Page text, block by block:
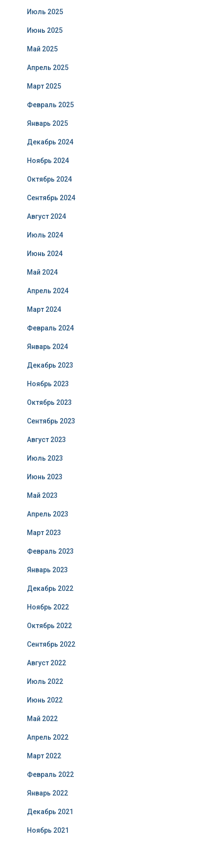
Июль 2025
Июнь 2025
Май 2025
Апрель 2025
Март 2025
Февраль 2025
Январь 2025
Декабрь 2024
Ноябрь 2024
Октябрь 2024
Сентябрь 2024
Август 2024
Июль 2024
Июнь 2024
Май 2024
Апрель 2024
Март 2024
Февраль 2024
Январь 2024
Декабрь 2023
Ноябрь 2023
Октябрь 2023
Сентябрь 2023
Август 2023
Июль 2023
Июнь 2023
Май 2023
Апрель 2023
Март 2023
Февраль 2023
Январь 2023
Декабрь 2022
Ноябрь 2022
Октябрь 2022
Сентябрь 2022
Август 2022
Июль 2022
Июнь 2022
Май 2022
Апрель 2022
Март 2022
Февраль 2022
Январь 2022
Декабрь 2021
Ноябрь 2021